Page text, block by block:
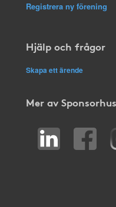
Registrera ny förening
Hjälp och frågor
Skapa ett ärende
Mer av